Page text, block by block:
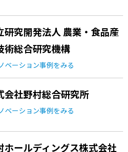
研究開発法人 農業・食品産
術総合研究機構
ベーション事例をみる
会社野村総合研究所
ベーション事例をみる
ホールディングス株式会社